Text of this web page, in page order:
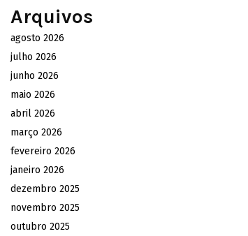
Arquivos
agosto 2026
julho 2026
junho 2026
maio 2026
abril 2026
março 2026
fevereiro 2026
janeiro 2026
dezembro 2025
novembro 2025
outubro 2025